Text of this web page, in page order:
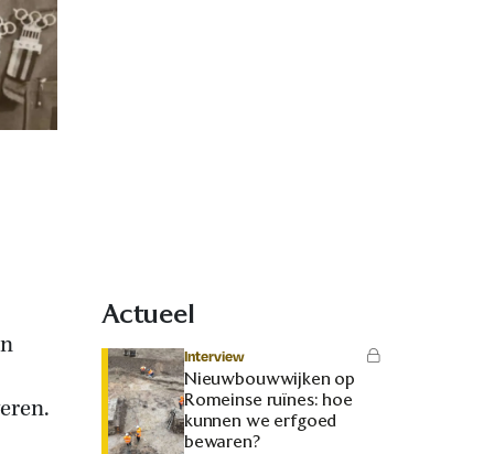
Actueel
Interview
Nieuwbouwwijken op
Romeinse ruïnes: hoe
kunnen we erfgoed
bewaren?